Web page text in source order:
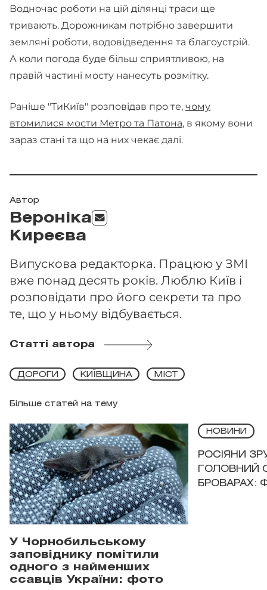
Водночас роботи на цій ділянці траси ще
тривають. Дорожникам потрібно завершити
земляні роботи, водовідведення та благоустрій.
А коли погода буде більш сприятливою, на
правій частині мосту нанесуть розмітку.
Раніше "ТиКиїв" розповідав про те, чому
втомилися мости Метро та Патона, в якому вони
зараз стані та що на них чекає далі.
Автор
Вероніка
Киреєва
Випускова редакторка. Працюю у ЗМІ
вже понад десять років. Люблю Київ і
розповідати про його секрети та про
те, що у ньому відбувається.
Статті автора
Більше статей на тему
ДОРОГИ КИЇВЩИНА МІСТ
У Чорнобильському
заповіднику помітили
одного з найменших
ссавців України: фото
НОВИНИ
РОСІЯНИ
ГОЛОВНИЙ
БРОВАРАХ: